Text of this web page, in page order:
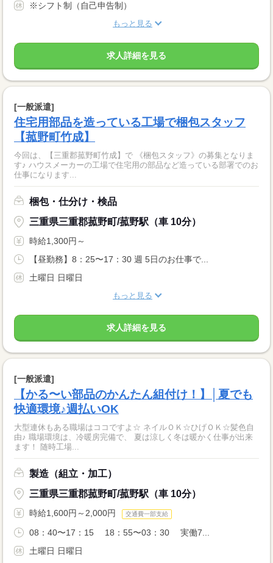
※シフト制（自己申告制）
もっと見る
求人詳細を見る
[一般派遣]
住宅用部品を造っている工場で梱包スタッフ
【菰野町竹成】
今回は、【三重郡菰野町竹成】で 《梱包スタッフ》の募集となりま
す♪ ハウスメーカーの工場で住宅用の部品など造っている部署でのお
仕事になります...
梱包・仕分け・検品
三重県三重郡菰野町/菰野駅（車 10分）
時給1,300円～
【昼勤務】8：25〜17：30 週 5日のお仕事で...
土曜日 日曜日
もっと見る
求人詳細を見る
[一般派遣]
【かる〜い部品のかんたん組付け！】│夏でも
快適環境♪週払いOK
大型連休もある職場はココですよ☆ ネイルＯＫ☆ひげＯＫ☆髪色自
由♪ 職場環境は、冷暖房完備で、 夏は涼しく冬は暖かく仕事が出来
ます！ 随時工場...
製造（組立・加工）
三重県三重郡菰野町/菰野駅（車 10分）
時給1,600円～2,000円 交通費一部支給
08：40〜17：15 18：55〜03：30 実働7...
土曜日 日曜日